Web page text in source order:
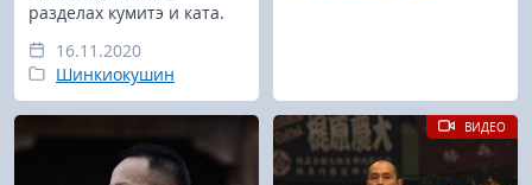
разделах кумитэ и ката.
16.11.2020
Шинкиокушин
ВИДЕО